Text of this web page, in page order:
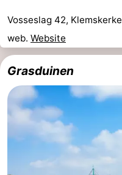
Vosseslag 42, Klemskerke
web. Website
Grasduinen